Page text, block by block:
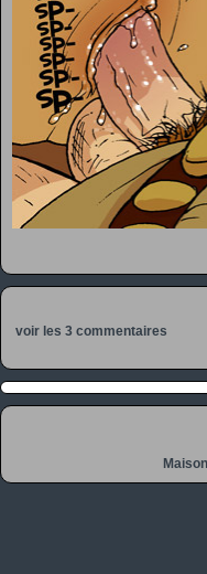
voir les 3 commentaires
Maison